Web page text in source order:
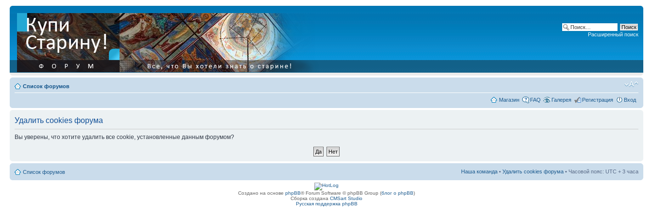
Расширенный поиск
Список форумов
Магазин FAQ Галерея Регистрация Вход
Удалить cookies форума
Вы уверены, что хотите удалить все cookie, установленные данным форумом?
Список форумов Наша команда • Удалить cookies форума • Часовой пояс: UTC + 3 часа
Создано на основе phpBB® Forum Software © phpBB Group (блог о phpBB)
Сборка создана CMSart Studio
Русская поддержка phpBB